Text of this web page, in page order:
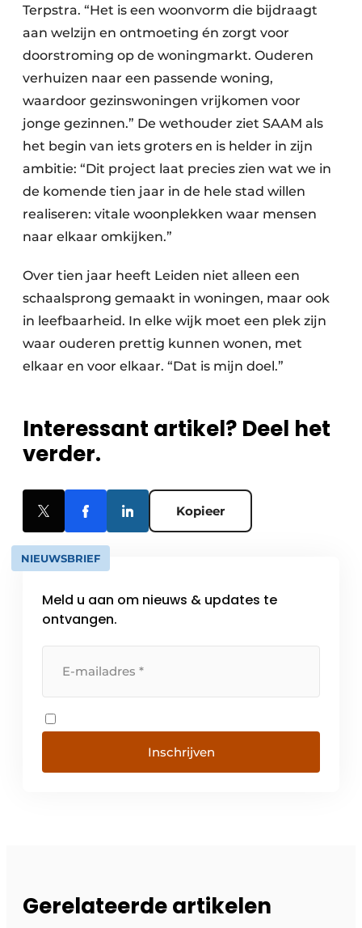
Terpstra. “Het is een woonvorm die bijdraagt
aan welzijn en ontmoeting én zorgt voor
doorstroming op de woningmarkt. Ouderen
verhuizen naar een passende woning,
waardoor gezinswoningen vrijkomen voor
jonge gezinnen.” De wethouder ziet SAAM als
het begin van iets groters en is helder in zijn
ambitie: “Dit project laat precies zien wat we in
de komende tien jaar in de hele stad willen
realiseren: vitale woonplekken waar mensen
naar elkaar omkijken.”
Over tien jaar heeft Leiden niet alleen een
schaalsprong gemaakt in woningen, maar ook
in leefbaarheid. In elke wijk moet een plek zijn
waar ouderen prettig kunnen wonen, met
elkaar en voor elkaar. “Dat is mijn doel.”
Interessant artikel? Deel het
verder.
Kopieer
NIEUWSBRIEF
Meld u aan om nieuws & updates te
ontvangen.
Inschrijven
Gerelateerde artikelen